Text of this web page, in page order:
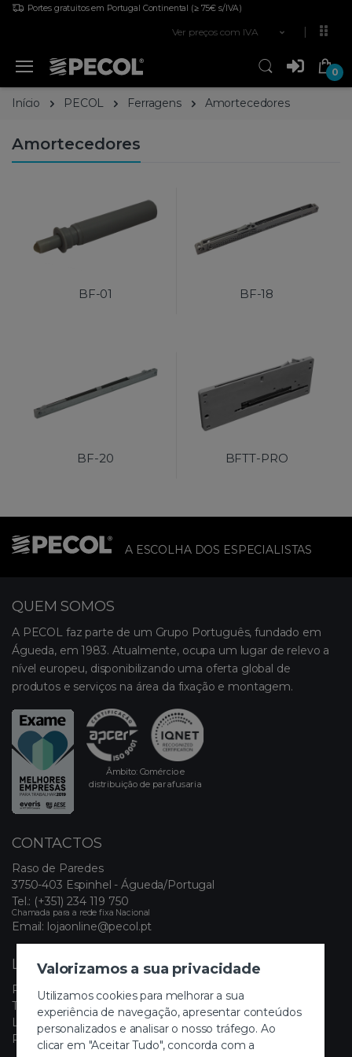
Valorizamos a sua privacidade
Utilizamos cookies para melhorar a sua
experiência de navegação, apresentar conteúdos
personalizados e analisar o nosso tráfego. Ao
clicar em "Aceitar Tudo", concorda com a
Portes gratuitos em Portugal Continental (≥ 75€ s/IVA)
Ver preços com IVA
0
Início PECOL Ferragens Amortecedores
Amortecedores
BF-01 BF-18
BF-20 BFTT-PRO
A ESCOLHA DOS ESPECIALISTAS
QUEM SOMOS
A PECOL faz parte de um Grupo Português, fundado em
Águeda, em 1983. Atualmente, ocupa um lugar de relevo a
nível europeu, disponibilizando uma oferta global de
produtos e serviços na área da fixação e montagem.
Âmbito: Comércio e
distribuição de parafusaria
CONTACTOS
Raso de Paredes
3750-403 Espinhel - Águeda/Portugal
Tel.: (+351) 234 119 750
Chamada para a rede fixa Nacional
Email: lojaonline@pecol.pt
LINKS ÚTEIS
Política de Privacidade
Termos e Condições
Livro de Reclamações Eletrónico
Painel de Cookies